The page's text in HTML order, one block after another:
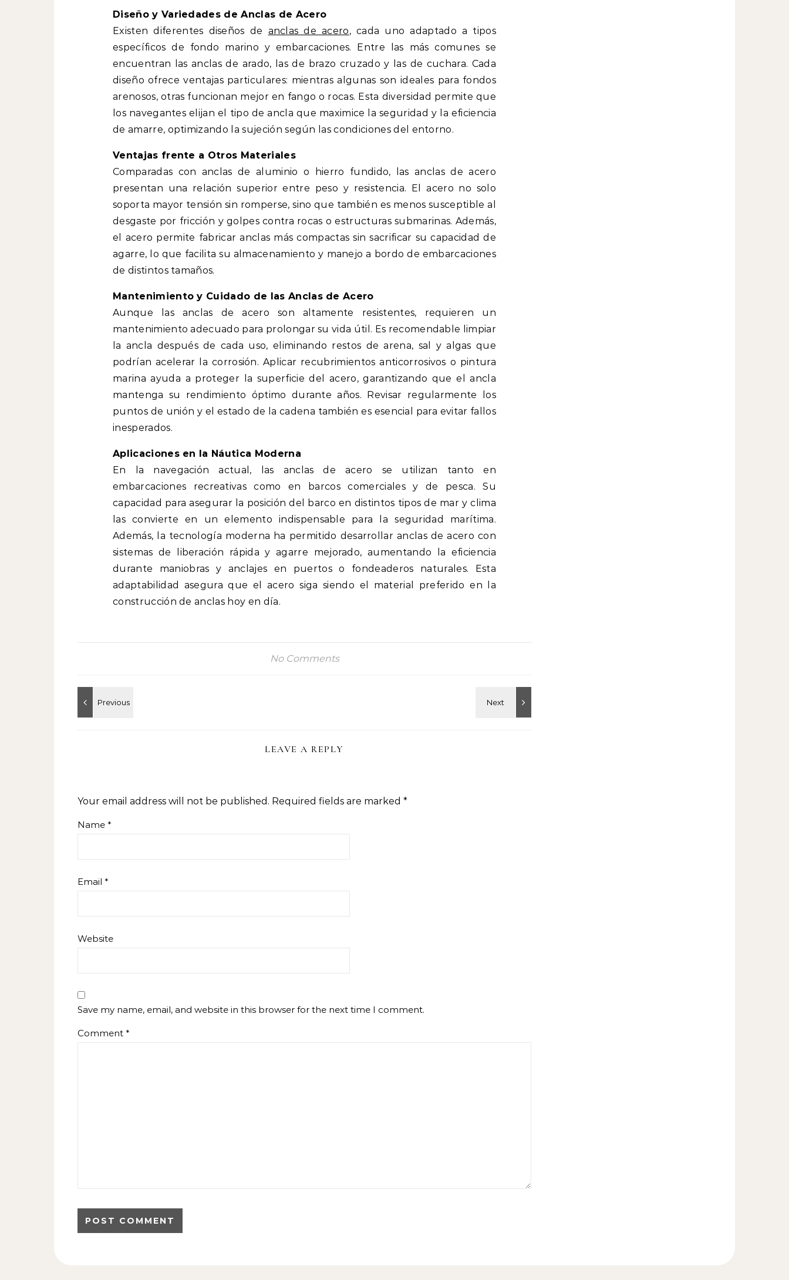
Diseño y Variedades de Anclas de Acero
Existen diferentes diseños de anclas de acero, cada uno adaptado a tipos
específicos de fondo marino y embarcaciones. Entre las más comunes se
encuentran las anclas de arado, las de brazo cruzado y las de cuchara. Cada
diseño ofrece ventajas particulares: mientras algunas son ideales para fondos
arenosos, otras funcionan mejor en fango o rocas. Esta diversidad permite que
los navegantes elijan el tipo de ancla que maximice la seguridad y la eficiencia
de amarre, optimizando la sujeción según las condiciones del entorno.
Ventajas frente a Otros Materiales
Comparadas con anclas de aluminio o hierro fundido, las anclas de acero
presentan una relación superior entre peso y resistencia. El acero no solo
soporta mayor tensión sin romperse, sino que también es menos susceptible al
desgaste por fricción y golpes contra rocas o estructuras submarinas. Además,
el acero permite fabricar anclas más compactas sin sacrificar su capacidad de
agarre, lo que facilita su almacenamiento y manejo a bordo de embarcaciones
de distintos tamaños.
Mantenimiento y Cuidado de las Anclas de Acero
Aunque las anclas de acero son altamente resistentes, requieren un
mantenimiento adecuado para prolongar su vida útil. Es recomendable limpiar
la ancla después de cada uso, eliminando restos de arena, sal y algas que
podrían acelerar la corrosión. Aplicar recubrimientos anticorrosivos o pintura
marina ayuda a proteger la superficie del acero, garantizando que el ancla
mantenga su rendimiento óptimo durante años. Revisar regularmente los
puntos de unión y el estado de la cadena también es esencial para evitar fallos
inesperados.
Aplicaciones en la Náutica Moderna
En la navegación actual, las anclas de acero se utilizan tanto en
embarcaciones recreativas como en barcos comerciales y de pesca. Su
capacidad para asegurar la posición del barco en distintos tipos de mar y clima
las convierte en un elemento indispensable para la seguridad marítima.
Además, la tecnología moderna ha permitido desarrollar anclas de acero con
sistemas de liberación rápida y agarre mejorado, aumentando la eficiencia
durante maniobras y anclajes en puertos o fondeaderos naturales. Esta
adaptabilidad asegura que el acero siga siendo el material preferido en la
construcción de anclas hoy en día.
No Comments
LEAVE A REPLY
Your email address will not be published. Required fields are marked *
Name *
Email *
Website
Save my name, email, and website in this browser for the next time I comment.
Comment *